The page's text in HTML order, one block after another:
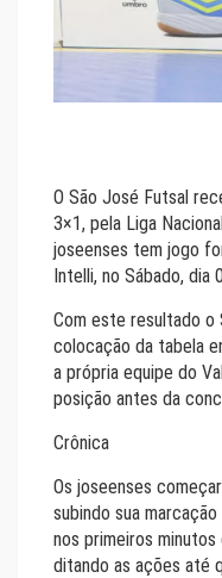
O São José Futsal
3×1, pela Liga
joseenses tem jogo
Intelli, no Sábado, dia
Com este resultado o
colocação da tabela
a própria equipe do
posição antes da
Crônica
Os joseenses
subindo sua
nos primeiros
ditando as ações até